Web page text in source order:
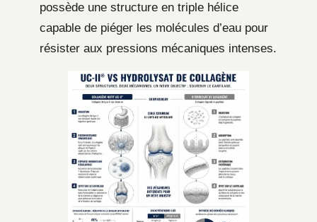
possède une structure en triple hélice
capable de piéger les molécules d’eau pour
résister aux pressions mécaniques intenses.